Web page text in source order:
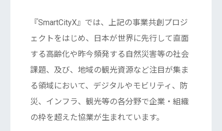
『SmartCityX』では、上記の事業共創プロジ
ェクトをはじめ、日本が世界に先行して直面
する高齢化や昨今頻発する自然災害等の社会
課題、及び、地域の観光資源など注目が集ま
る領域において、デジタルやモビリティ、防
災、インフラ、観光等の各分野で企業・組織
の枠を超えた協業が生まれています。